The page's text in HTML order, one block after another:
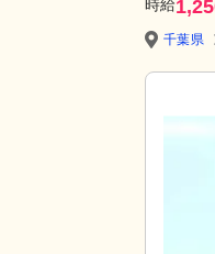
時給
千葉県